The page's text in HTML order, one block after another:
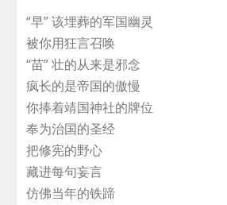
“早” 该埋葬的军国幽灵
被你用狂言召唤
“苗” 壮的从来是邪念
疯长的是帝国的傲慢
你捧着靖国神社的牌位
奉为治国的圣经
把修宪的野心
藏进每句妄言
仿佛当年的铁蹄